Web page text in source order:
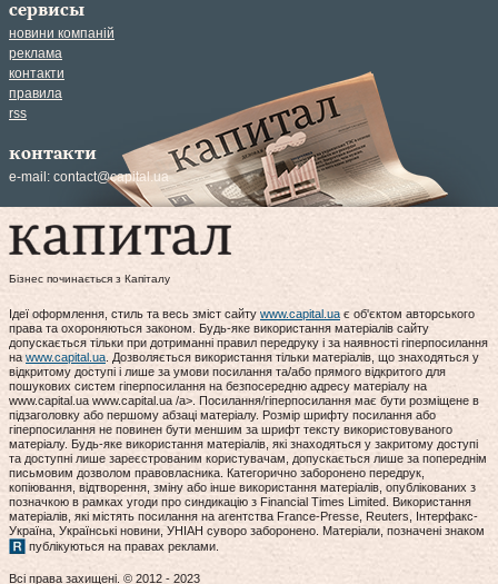
сервисы
новини компаній
реклама
контакти
правила
rss
контакти
e-mail: contact@capital.ua
Бізнес починається з Капіталу
Ідеї оформлення, стиль та весь зміст сайту www.capital.ua є об'єктом авторського
права та охороняються законом. Будь-яке використання матеріалів сайту
допускається тільки при дотриманні правил передруку і за наявності гіперпосилання
на www.capital.ua . Дозволяється використання тільки матеріалів, що знаходяться у
відкритому доступі і лише за умови посилання та/або прямого відкритого для
пошукових систем гіперпосилання на безпосередню адресу матеріалу на
www.capital.ua www.capital.ua /a>. Посилання/гіперпосилання має бути розміщене в
підзаголовку або першому абзаці матеріалу. Розмір шрифту посилання або
гіперпосилання не повинен бути меншим за шрифт тексту використовуваного
матеріалу. Будь-яке використання матеріалів, які знаходяться у закритому доступі
та доступні лише зареєстрованим користувачам, допускається лише за попереднім
письмовим дозволом правовласника. Категорично заборонено передрук,
копіювання, відтворення, зміну або інше використання матеріалів, опублікованих з
позначкою в рамках угоди про синдикацію з Financial Times Limited. Використання
матеріалів, які містять посилання на агентства France-Presse, Reuters, Інтерфакс-
Україна, Українські новини, УНІАН суворо заборонено. Матеріали, позначені знаком
публікуються на правах реклами.
Всі права захищені. © 2012 - 2023